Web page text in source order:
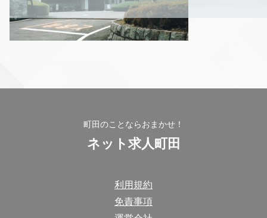
町田のことならおまかせ！
ネット求人町田
利用規約
免責事項